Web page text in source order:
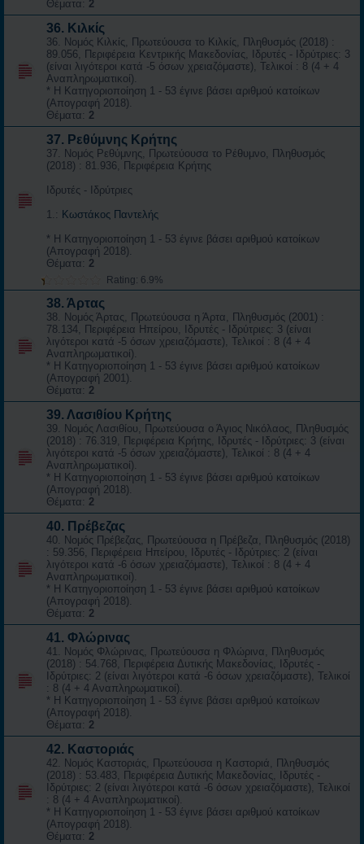
Θέματα: 2
36. Κιλκίς
36. Νομός Κιλκίς, Πρωτεύουσα το Κιλκίς, Πληθυσμός (2018) :
89.056, Περιφέρεια Κεντρικής Μακεδονίας, Ιδρυτές - Ιδρύτριες: 3
(είναι λιγότεροι κατά -5 όσων χρειαζόμαστε), Τελικοί : 8 (4 + 4
Αναπληρωματικοί).
* Η Κατηγοριοποίηση 1 - 53 έγινε βάσει αριθμού κατοίκων
(Απογραφή 2018).
Θέματα: 2
37. Ρεθύμνης Κρήτης
37. Νομός Ρεθύμνης, Πρωτεύουσα το Ρέθυμνο, Πληθυσμός
(2018) : 81.936, Περιφέρεια Κρήτης
Ιδρυτές - Ιδρύτριες
1.: Κωστάκος Παντελής
* Η Κατηγοριοποίηση 1 - 53 έγινε βάσει αριθμού κατοίκων
(Απογραφή 2018).
Θέματα: 2
Rating: 6.9%
38. Άρτας
38. Νομός Άρτας, Πρωτεύουσα η Άρτα, Πληθυσμός (2001) :
78.134, Περιφέρεια Ηπείρου, Ιδρυτές - Ιδρύτριες: 3 (είναι
λιγότεροι κατά -5 όσων χρειαζόμαστε), Τελικοί : 8 (4 + 4
Αναπληρωματικοί).
* Η Κατηγοριοποίηση 1 - 53 έγινε βάσει αριθμού κατοίκων
(Απογραφή 2001).
Θέματα: 2
39. Λασιθίου Κρήτης
39. Νομός Λασιθίου, Πρωτεύουσα ο Άγιος Νικόλαος, Πληθυσμός
(2018) : 76.319, Περιφέρεια Κρήτης, Ιδρυτές - Ιδρύτριες: 3 (είναι
λιγότεροι κατά -5 όσων χρειαζόμαστε), Τελικοί : 8 (4 + 4
Αναπληρωματικοί).
* Η Κατηγοριοποίηση 1 - 53 έγινε βάσει αριθμού κατοίκων
(Απογραφή 2018).
Θέματα: 2
40. Πρέβεζας
40. Νομός Πρέβεζας, Πρωτεύουσα η Πρέβεζα, Πληθυσμός (2018)
: 59.356, Περιφέρεια Ηπείρου, Ιδρυτές - Ιδρύτριες: 2 (είναι
λιγότεροι κατά -6 όσων χρειαζόμαστε), Τελικοί : 8 (4 + 4
Αναπληρωματικοί).
* Η Κατηγοριοποίηση 1 - 53 έγινε βάσει αριθμού κατοίκων
(Απογραφή 2018).
Θέματα: 2
41. Φλώρινας
41. Νομός Φλώρινας, Πρωτεύουσα η Φλώρινα, Πληθυσμός
(2018) : 54.768, Περιφέρεια Δυτικής Μακεδονίας, Ιδρυτές -
Ιδρύτριες: 2 (είναι λιγότεροι κατά -6 όσων χρειαζόμαστε), Τελικοί
: 8 (4 + 4 Αναπληρωματικοί).
* Η Κατηγοριοποίηση 1 - 53 έγινε βάσει αριθμού κατοίκων
(Απογραφή 2018).
Θέματα: 2
42. Καστοριάς
42. Νομός Καστοριάς, Πρωτεύουσα η Καστοριά, Πληθυσμός
(2018) : 53.483, Περιφέρεια Δυτικής Μακεδονίας, Ιδρυτές -
Ιδρύτριες: 2 (είναι λιγότεροι κατά -6 όσων χρειαζόμαστε), Τελικοί
: 8 (4 + 4 Αναπληρωματικοί).
* Η Κατηγοριοποίηση 1 - 53 έγινε βάσει αριθμού κατοίκων
(Απογραφή 2018).
Θέματα: 2